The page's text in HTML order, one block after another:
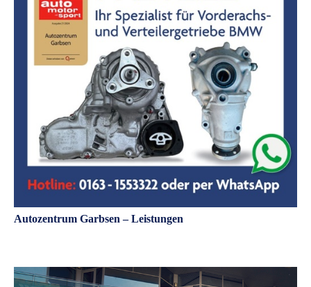
Autozentrum Garbsen – Leistungen